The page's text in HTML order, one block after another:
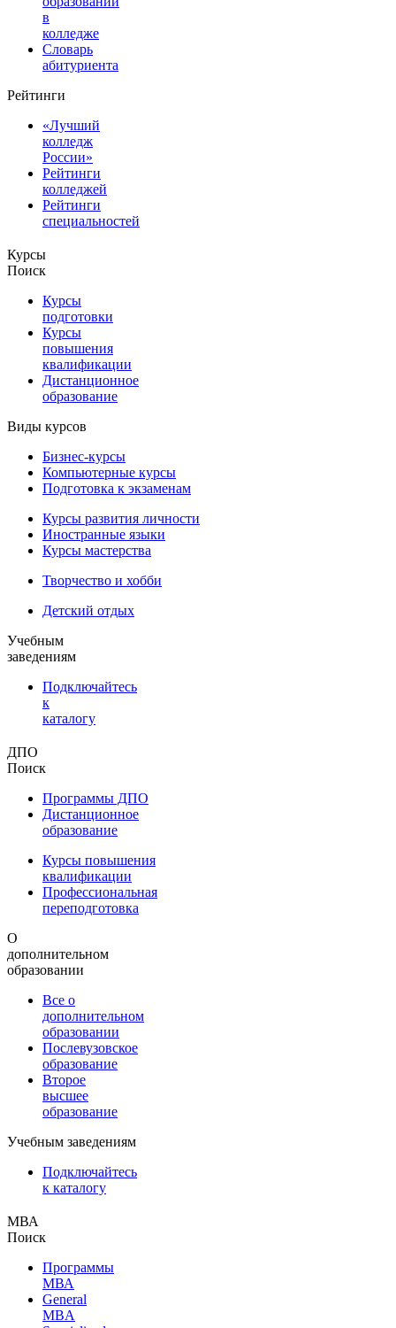
в
колледже
Словарь
абитуриента
Рейтинги
«Лучший
колледж
России»
Рейтинги
колледжей
Рейтинги
специальностей
Курсы
Поиск
Курсы
подготовки
Курсы
повышения
квалификации
Дистанционное
образование
Виды курсов
Бизнес-курсы
Компьютерные курсы
Подготовка к экзаменам
Курсы развития личности
Иностранные языки
Курсы мастерства
Творчество и хобби
Детский отдых
Учебным
заведениям
Подключайтесь
к
каталогу
ДПО
Поиск
Программы ДПО
Дистанционное
образование
Курсы повышения
квалификации
Профессиональная
переподготовка
О
дополнительном
образовании
Все о
дополнительном
образовании
Послевузовское
образование
Второе
высшее
образование
Учебным заведениям
Подключайтесь
к каталогу
МВА
Поиск
Программы
МВА
General
MBA